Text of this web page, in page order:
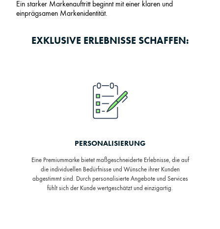
Ein starker Markenauftritt beginnt mit einer klaren und
einprägsamen Markenidentität.
EXKLUSIVE ERLEBNISSE SCHAFFEN:
PERSONALISIERUNG
Eine Premiummarke bietet maßgeschneiderte Erlebnisse, die auf
die individuellen Bedürfnisse und Wünsche ihrer Kunden
abgestimmt sind. Durch personalisierte Angebote und Services
fühlt sich der Kunde wertgeschätzt und einzigartig.